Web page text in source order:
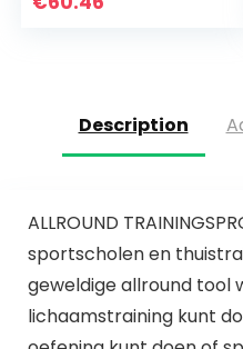
Description
ALLROUND
sportscholen en
geweldige allround tool
lichaamstraining kunt